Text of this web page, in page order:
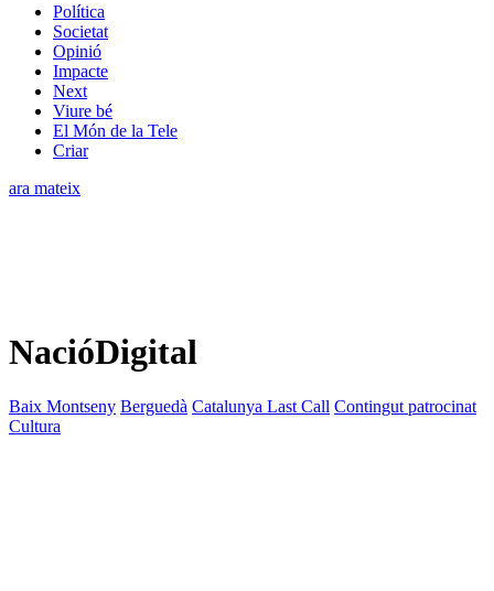
Política
Societat
Opinió
Impacte
Next
Viure bé
El Món de la Tele
Criar
ara mateix
NacióDigital
Baix Montseny Berguedà Catalunya Last Call Contingut patrocinat
Cultura